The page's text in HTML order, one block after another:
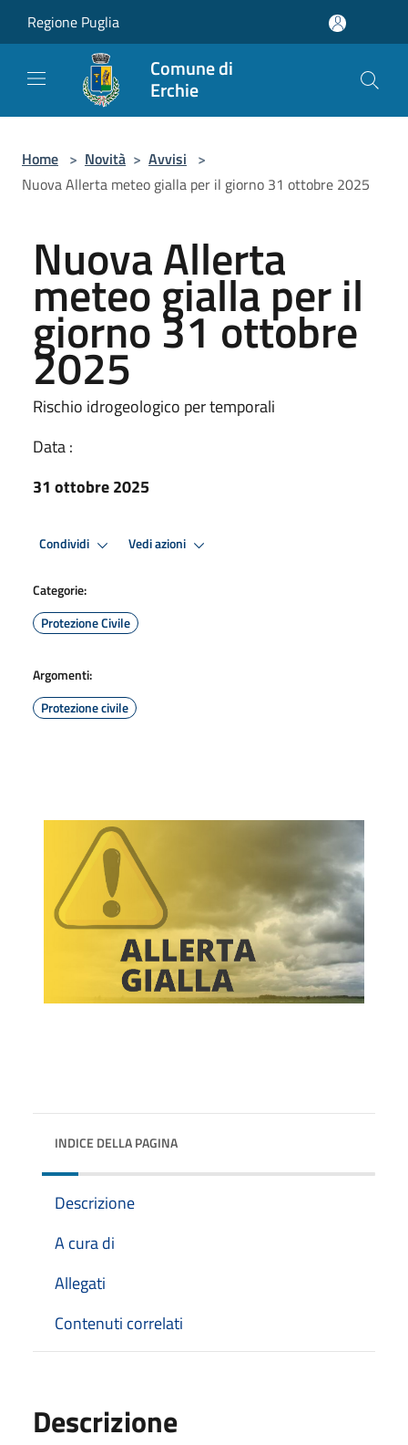
Regione Puglia
Comune di
Erchie
Home > Novità > Avvisi >
Nuova Allerta meteo gialla per il giorno 31 ottobre 2025
Nuova Allerta
meteo gialla per il
giorno 31 ottobre
2025
Rischio idrogeologico per temporali
Data :
31 ottobre 2025
Condividi Vedi azioni
Categorie:
Protezione Civile
Argomenti:
Protezione civile
INDICE DELLA PAGINA
Descrizione
A cura di
Allegati
Contenuti correlati
Descrizione